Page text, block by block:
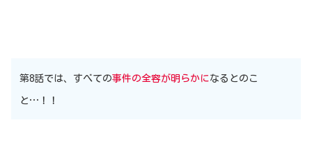
第8話では、すべての事件の全容が明らかになるとのこ
と…！！